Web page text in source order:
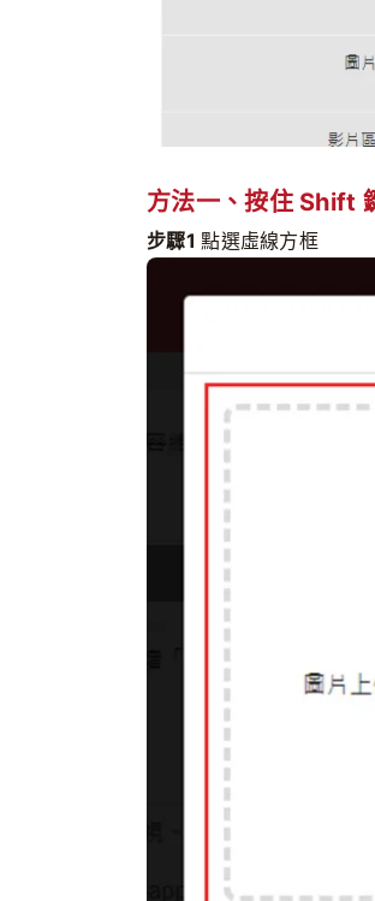
方法一、按住 Shift
步驟1點選虛線方框